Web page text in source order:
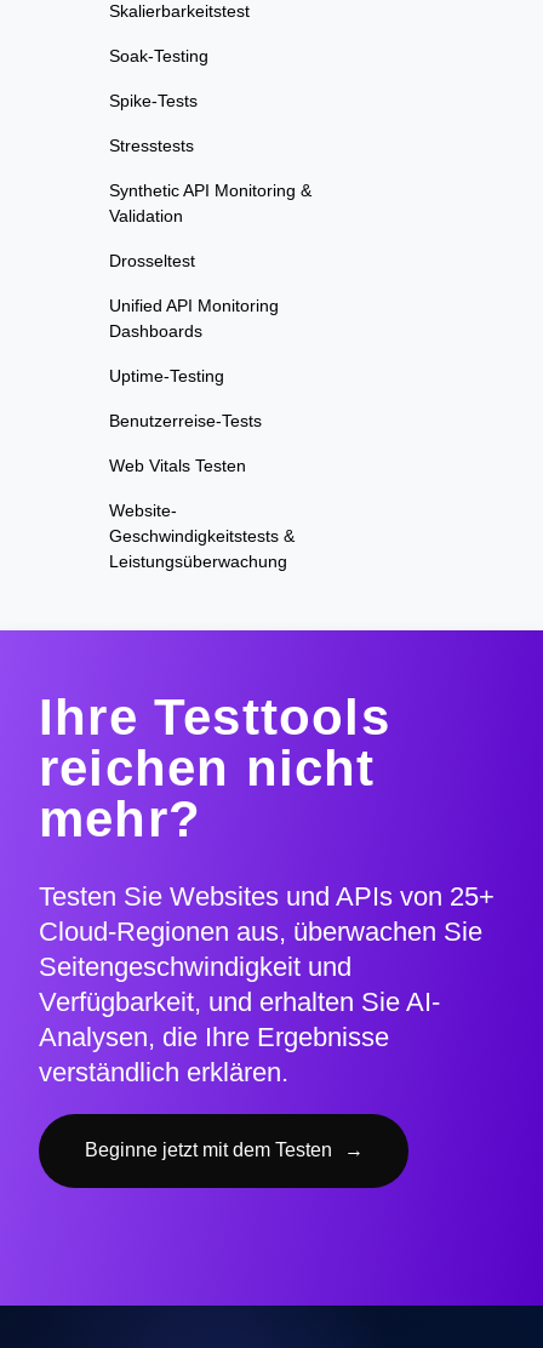
Skalierbarkeitstest
Soak-Testing
Spike-Tests
Stresstests
Synthetic API Monitoring &
Validation
Drosseltest
Unified API Monitoring
Dashboards
Uptime-Testing
Benutzerreise-Tests
Web Vitals Testen
Website-
Geschwindigkeitstests &
Leistungsüberwachung
Ihre Testtools
reichen nicht
mehr?
Testen Sie Websites und APIs von 25+
Cloud-Regionen aus, überwachen Sie
Seitengeschwindigkeit und
Verfügbarkeit, und erhalten Sie AI-
Analysen, die Ihre Ergebnisse
verständlich erklären.
Beginne jetzt mit dem Testen →